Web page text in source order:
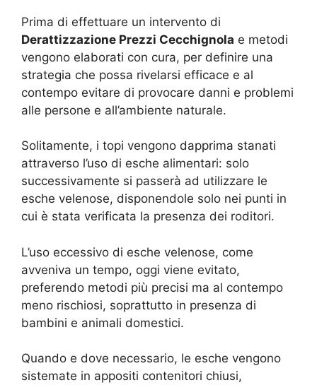
Prima di effettuare un intervento di
Derattizzazione Prezzi Cecchignola e metodi
vengono elaborati con cura, per definire una
strategia che possa rivelarsi efficace e al
contempo evitare di provocare danni e problemi
alle persone e all’ambiente naturale.
Solitamente, i topi vengono dapprima stanati
attraverso l’uso di esche alimentari: solo
successivamente si passerà ad utilizzare le
esche velenose, disponendole solo nei punti in
cui è stata verificata la presenza dei roditori.
L’uso eccessivo di esche velenose, come
avveniva un tempo, oggi viene evitato,
preferendo metodi più precisi ma al contempo
meno rischiosi, soprattutto in presenza di
bambini e animali domestici.
Quando e dove necessario, le esche vengono
sistemate in appositi contenitori chiusi,